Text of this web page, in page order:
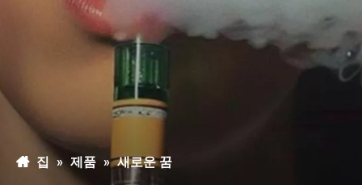
집 » 제품 » 새로운 꿈